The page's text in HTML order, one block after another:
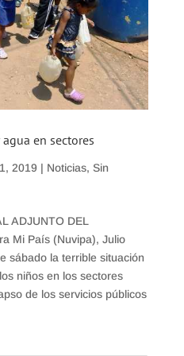
en sectores
2019 | Noticias, Sin
ADJUNTO DEL
Mi País (Nuvipa), Julio
sábado la terrible situación
niños en los sectores
de los servicios públicos